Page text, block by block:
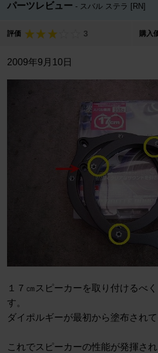
パーツレビュー スバル ステラ [RN]
評価 3 購入
2009年9月10日
１７㎝スピーカーを取り付けるべ
す。
ダイポルギーが最初から塗布されて
これでスピーカーの性能が発揮さ